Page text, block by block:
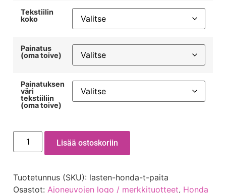
Tekstiilin
koko
Painatus
(oma toive)
Painatuksen
väri
tekstiiliin
(oma toive)
Lisää ostoskoriin
Tuotetunnus (SKU): lasten-honda-t-paita
Osastot: Ajoneuvojen logo / merkkituotteet, Honda